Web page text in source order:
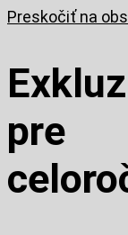
Preskočiť na
pre